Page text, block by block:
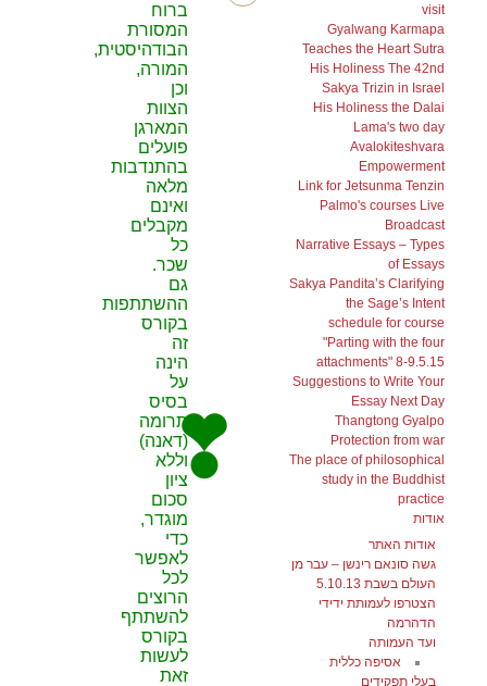
visit
Gyalwang Karmapa
Teaches the Heart Sutra
His Holiness The 42nd
Sakya Trizin in Israel
His Holiness the Dalai
Lama's two day
Avalokiteshvara
Empowerment
Link for Jetsunma Tenzin
Palmo's courses Live
Broadcast
Narrative Essays – Types
of Essays
Sakya Pandita’s Clarifying
the Sage’s Intent
schedule for course
"Parting with the four
attachments" 8-9.5.15
Suggestions to Write Your
Essay Next Day
Thangtong Gyalpo
Protection from war
The place of philosophical
study in the Buddhist
practice
אודות
אודות האתר
גשה סונאם רינשן – עבר מן
העולם בשבת 5.10.13
הצטרפו לעמותת ידידי
הדהרמה
ועד העמותה
אסיפה כללית
בעלי תפקידים
ברוח
המסורת
הבודהיסטית,
המורה,
וכן
הצוות
המארגן
פועלים
בהתנדבות
מלאה
ואינם
מקבלים
כל
שכר.
גם
ההשתתפות
בקורס
זה
הינה
על
בסיס
תרומה
(דאנה)
וללא
ציון
סכום
מוגדר,
כדי
לאפשר
לכל
הרוצים
להשתתף
בקורס
לעשות
זאת